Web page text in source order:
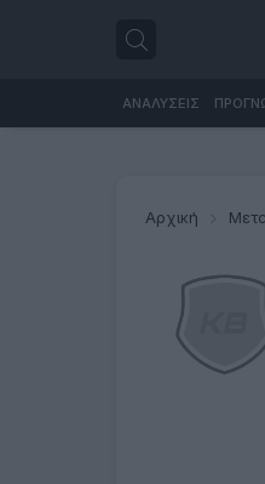
ΑΝΑΛΥΣΕΙΣ
Αρχική